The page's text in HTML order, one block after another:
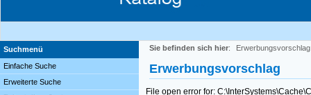
Suchmenü
Einfache Suche
Erweiterte Suche
Sie befinden sich hier: Erwerbungsvorschlag
Erwerbungsvorschlag
File open error for: